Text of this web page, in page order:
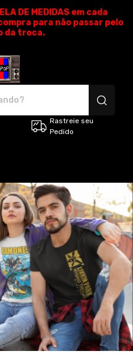
DE MEDIDAS em cada
para não passar pelo
da troca.
Rastreie seu
Pedido